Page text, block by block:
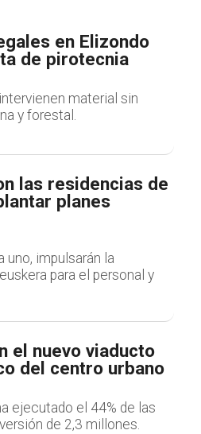
en Elizondo
de pirotecnia
material sin
y forestal.
las residencias de
planes
uno, impulsarán la
para el personal y
el nuevo viaducto
del centro urbano
ejecutado el 44% de las
de 2,3 millones.